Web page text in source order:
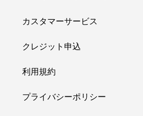
カスタマーサービス
クレジット申込
利用規約
プライバシーポリシー